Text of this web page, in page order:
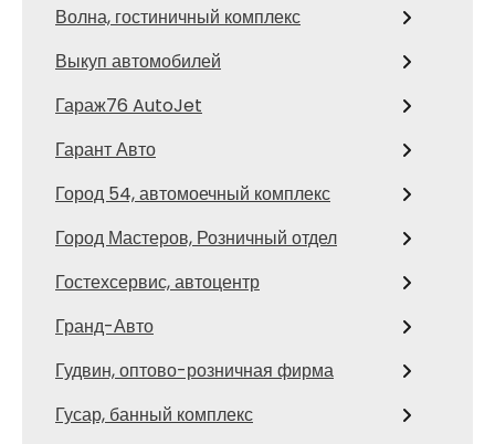
Волна, гостиничный комплекс
Выкуп автомобилей
Гараж76 AutoJet
Гарант Авто
Город 54, автомоечный комплекс
Город Мастеров, Розничный отдел
Гостехсервис, автоцентр
Гранд-Авто
Гудвин, оптово-розничная фирма
Гусар, банный комплекс